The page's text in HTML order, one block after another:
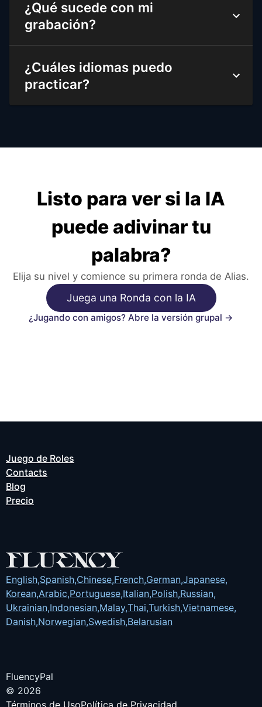
¿Qué sucede con mi
grabación?
¿Cuáles idiomas puedo
practicar?
Listo para ver si la IA
puede adivinar tu
palabra?
Elija su nivel y comience su primera ronda de Alias.
Juega una Ronda con la IA
¿Jugando con amigos? Abre la versión grupal →
Juego de Roles
Contacts
Blog
Precio
English,Spanish,Chinese,French,German,Japanese,
Korean,Arabic,Portuguese,Italian,Polish,Russian,
Ukrainian,Indonesian,Malay,Thai,Turkish,Vietnamese,
Danish,Norwegian,Swedish,Belarusian
FluencyPal
© 2026
Términos de UsoPolítica de Privacidad